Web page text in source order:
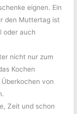
eignen. Ein
den Muttertag ist
oder auch
nicht nur zum
Kochen
von
Zeit und schon